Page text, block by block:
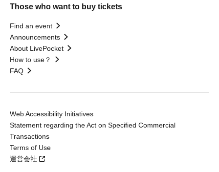
Those who want to buy tickets
Find an event
Announcements
About LivePocket
How to use？
FAQ
Web Accessibility Initiatives
Statement regarding the Act on Specified Commercial
Transactions
Terms of Use
運営会社